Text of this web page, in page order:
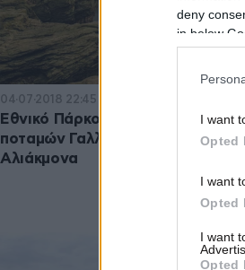
deny
in below
I want
Opted
I want
Opted
I want
Opted
04·07·2018 22:45
Εθνικό Πάρκο οι εκβολές των
ποταμών Γαλλικού, Αξιού, Λουδία
Αλιάκμονα